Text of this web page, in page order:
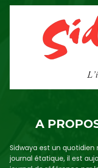
A
Sidwaya est un quotidien
journal étatique, il est